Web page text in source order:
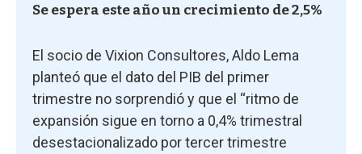
Se espera este año un crecimiento de 2,5%
El socio de Vixion Consultores, Aldo Lema
planteó que el dato del PIB del primer
trimestre no sorprendió y que el “ritmo de
expansión sigue en torno a 0,4% trimestral
desestacionalizado por tercer trimestre